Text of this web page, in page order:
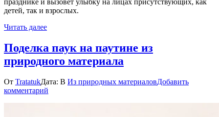
объемная
поделка
празднике и вызовет улыбку на лицах присутствующих, как
детей, так и взрослых.
Читать далее
Поделка паук на паутине из
природного материала
От TratatukДата: В Из природных материаловДобавить
комментарий